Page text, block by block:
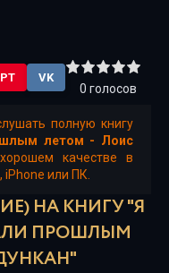
PT VK
0 голосов
полную книгу
летом - Лоис
качестве в
или ПК.
НА КНИГУ "Я
ПРОШЛЫМ